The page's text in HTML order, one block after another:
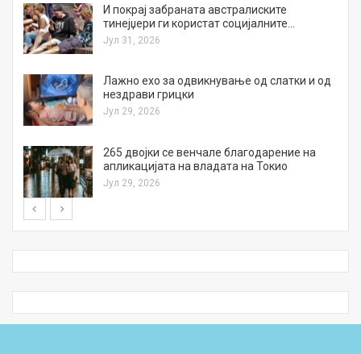
И покрај забраната австралиските
тинејџери ги користат социјалните…
Јул 31, 2026
Лажно ехо за одвикнување од слатки и од
нездрави грицки
Јул 29, 2026
265 двојки се венчале благодарение на
апликацијата на владата на Токио
Јул 29, 2026